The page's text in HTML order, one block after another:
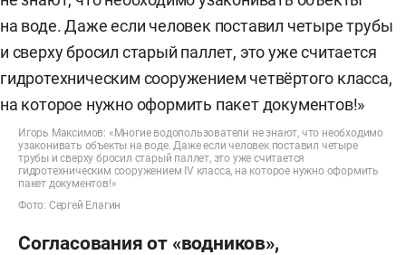
Игорь Максимов: «Многие водопользователи не знают, что необходимо
узаконивать объекты на воде. Даже если человек поставил четыре
трубы и сверху бросил старый паллет, это уже считается
гидротехническим сооружением IV класса, на которое нужно оформить
пакет документов!»
Фото: Сергей Елагин
Согласования от «водников»,